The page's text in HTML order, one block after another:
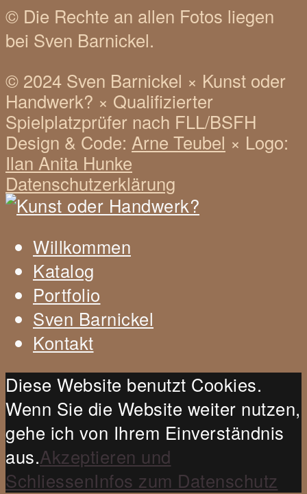
© Die Rechte an allen Fotos liegen
bei Sven Barnickel.
© 2024 Sven Barnickel × Kunst oder
Handwerk? × Qualifizierter
Spielplatzprüfer nach FLL/BSFH
Design & Code: Arne Teubel × Logo:
Ilan Anita Hunke
Datenschutzerklärung
Willkommen
Katalog
Portfolio
Sven Barnickel
Kontakt
Diese Website benutzt Cookies.
Wenn Sie die Website weiter nutzen,
gehe ich von Ihrem Einverständnis
aus.Akzeptieren und
SchliessenInfos zum Datenschutz